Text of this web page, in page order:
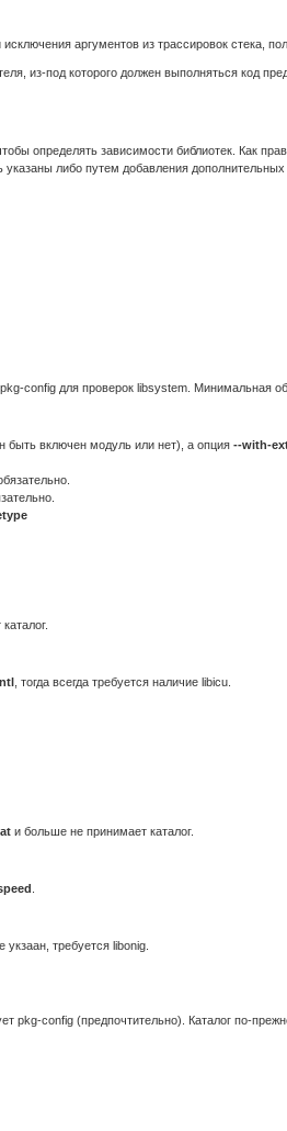
аргументов из трассировок стека,
из-под которого должен выполняться код
определять зависимости библиотек. Как
указаны либо путем добавления дополнительных
config для проверок libsystem. Минимальная
быть включен модуль или нет), а опция --with-
, тогда всегда требуется наличие libicu.
и больше не принимает каталог.
укзаан, требуется libonig.
pkg-config (предпочтительно). Каталог по-